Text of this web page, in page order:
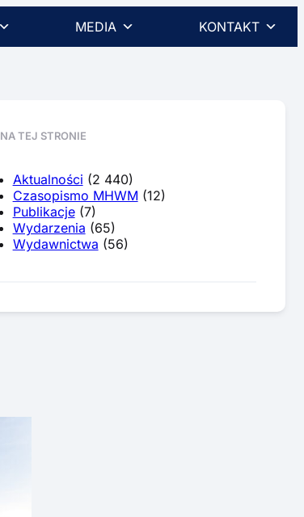
MEDIA KONTAKT
NA TEJ STRONIE
Aktualności (2 440)
Czasopismo MHWM (12)
Publikacje(7)
Wydarzenia (65)
Wydawnictwa (56)